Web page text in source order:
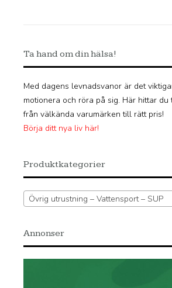
Ta hand om din hälsa!
Med dagens levnadsvanor är det
motionera och röra på sig. Här hittar du
från välkända varumärken till rätt pris!
Börja ditt nya liv här!
Produktkategorier
Övrig utrustning – Vattensport – SUP
Annonser